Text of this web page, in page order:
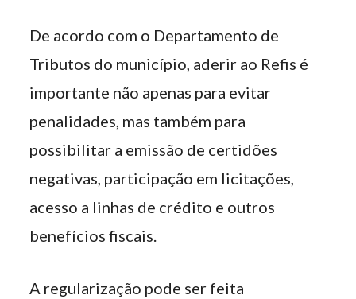
De acordo com o Departamento de
Tributos do município, aderir ao Refis é
importante não apenas para evitar
penalidades, mas também para
possibilitar a emissão de certidões
negativas, participação em licitações,
acesso a linhas de crédito e outros
benefícios fiscais.
A regularização pode ser feita